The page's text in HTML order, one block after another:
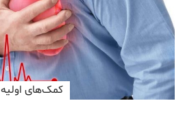
کمک‌های اولیه